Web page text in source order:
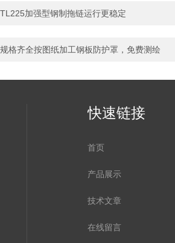
TL225加强型钢制拖链运行更稳定
规格齐全按图纸加工钢板防护罩，免费测绘
快速链接
首页
产品展示
技术文章
在线留言